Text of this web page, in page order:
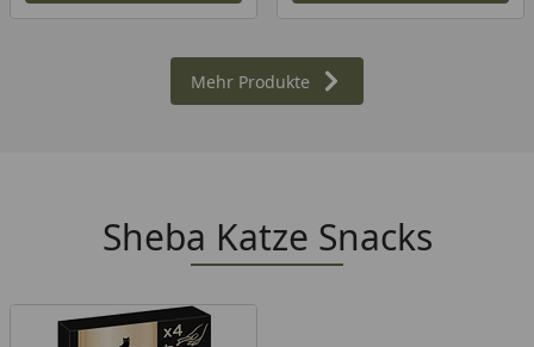
Mehr Produkte
Sheba Katze Snacks